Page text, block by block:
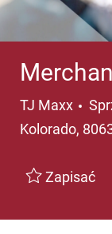
TJ Maxx
Kolorado,
Zapisać